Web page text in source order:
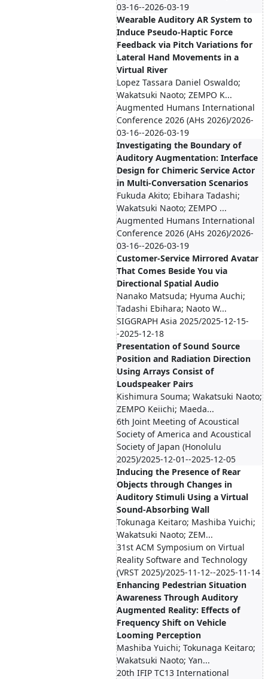
03-16--2026-03-19
Wearable Auditory AR System to
Induce Pseudo-Haptic Force
Feedback via Pitch Variations for
Lateral Hand Movements in a
Virtual River
Lopez Tassara Daniel Oswaldo;
Wakatsuki Naoto; ZEMPO K...
Augmented Humans International
Conference 2026 (AHs 2026)/2026-
03-16--2026-03-19
Investigating the Boundary of
Auditory Augmentation: Interface
Design for Chimeric Service Actor
in Multi-Conversation Scenarios
Fukuda Akito; Ebihara Tadashi;
Wakatsuki Naoto; ZEMPO ...
Augmented Humans International
Conference 2026 (AHs 2026)/2026-
03-16--2026-03-19
Customer-Service Mirrored Avatar
That Comes Beside You via
Directional Spatial Audio
Nanako Matsuda; Hyuma Auchi;
Tadashi Ebihara; Naoto W...
SIGGRAPH Asia 2025/2025-12-15-
-2025-12-18
Presentation of Sound Source
Position and Radiation Direction
Using Arrays Consist of
Loudspeaker Pairs
Kishimura Souma; Wakatsuki Naoto;
ZEMPO Keiichi; Maeda...
6th Joint Meeting of Acoustical
Society of America and Acoustical
Society of Japan (Honolulu
2025)/2025-12-01--2025-12-05
Inducing the Presence of Rear
Objects through Changes in
Auditory Stimuli Using a Virtual
Sound-Absorbing Wall
Tokunaga Keitaro; Mashiba Yuichi;
Wakatsuki Naoto; ZEM...
31st ACM Symposium on Virtual
Reality Software and Technology
(VRST 2025)/2025-11-12--2025-11-14
Enhancing Pedestrian Situation
Awareness Through Auditory
Augmented Reality: Effects of
Frequency Shift on Vehicle
Looming Perception
Mashiba Yuichi; Tokunaga Keitaro;
Wakatsuki Naoto; Yan...
20th IFIP TC13 International